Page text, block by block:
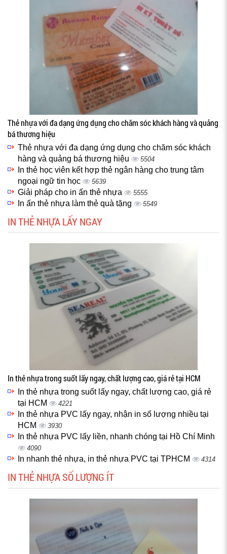
Thẻ nhựa với đa dạng ứng dụng cho chăm sóc khách hàng và quảng
bá thương hiệu
Thẻ nhựa với đa dạng ứng dụng cho chăm sóc khách
hàng và quảng bá thương hiệu
5504
In thẻ học viên kết hợp thẻ ngân hàng cho trung tâm
ngoại ngữ tin học
5639
Giải pháp cho in ấn thẻ nhựa 5555
In ấn thẻ nhựa làm thẻ quà tặng 5549
IN THẺ NHỰA LẤY NGAY
In thẻ nhựa trong suốt lấy ngay, chất lượng cao, giá rẻ tại HCM
In thẻ nhựa trong suốt lấy ngay, chất lượng cao, giá rẻ
tại HCM
4221
In thẻ nhựa PVC lấy ngay, nhận in số lượng nhiều tại
HCM
3930
In thẻ nhựa PVC lấy liền, nhanh chóng tại Hồ Chí Minh
4090
In nhanh thẻ nhựa, in thẻ nhựa PVC tại TPHCM 4314
IN THẺ NHỰA SỐ LƯỢNG ÍT